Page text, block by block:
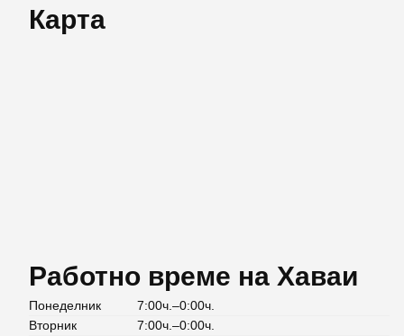
Карта
Работно време на Хаваи
Понеделник
7:00ч.–0:00ч.
Вторник
7:00ч.–0:00ч.